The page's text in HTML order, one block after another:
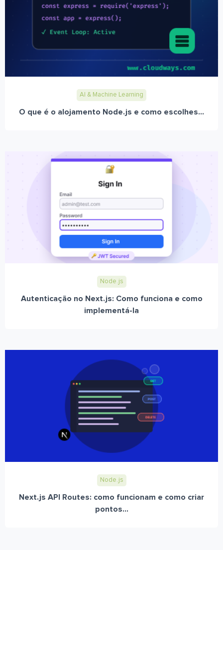
AI & Machine Learning
O que é o alojamento Node.js e como escolhes...
Node.js
Autenticação no Next.js: Como funciona e como
implementá-la
Node.js
Next.js API Routes: como funcionam e como criar
pontos...